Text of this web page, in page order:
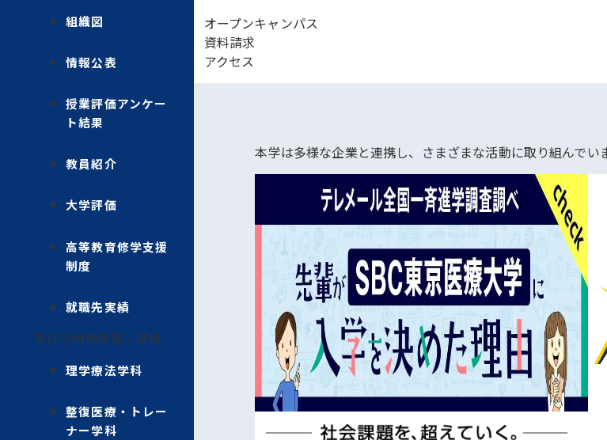
組織図
情報公表
授業評価アンケー
ト結果
教員紹介
大学評価
高等教育修学支援
制度
就職先実績
学びの特色学部・学科
理学療法学科
整復医療・トレー
ナー学科
オープンキャンパス
資料請求
アクセス
本学は多様な企業と連携し、さまざまな活動に取り組んでい